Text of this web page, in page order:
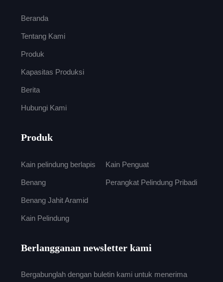
Beranda
Tentang Kami
Produk
Kapasitas Produksi
Berita
Hubungi Kami
Produk
Kain pelindung berlapis
Benang
Benang Jahit Aramid
Kain Pelindung
Kain Penguat
Perangkat Pelindung Pribadi
Berlangganan newsletter kami
Bergabunglah dengan buletin kami untuk menerima